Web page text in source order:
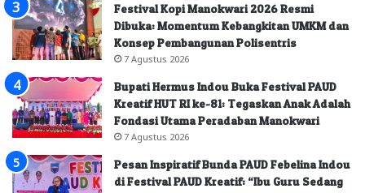
Festival Kopi Manokwari 2026 Resmi
Dibuka: Momentum Kebangkitan UMKM dan
Konsep Pembangunan Polisentris
7 Agustus 2026
Bupati Hermus Indou Buka Festival PAUD
Kreatif HUT RI ke-81: Tegaskan Anak Adalah
Fondasi Utama Peradaban Manokwari
7 Agustus 2026
Pesan Inspiratif Bunda PAUD Febelina Indou
di Festival PAUD Kreatif: “Ibu Guru Sedang